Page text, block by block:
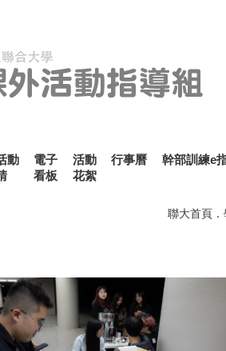
動
電子
看板
活動
花絮
行事曆 幹部訓練e
聯大首頁 ．